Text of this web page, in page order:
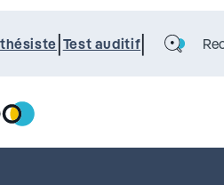
|Test auditif|